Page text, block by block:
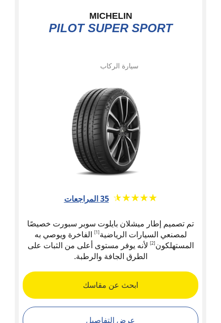
MICHELIN
PILOT SUPER SPORT
سيارة الركاب
★★★★★
☆☆☆☆☆ 35 المراجعات
تم تصميم إطار ميشلان بايلوت سوبر سبورت خصيصًا
لمصنعي السيارات الرياضية[1]
الفاخرة ويوصي به
المستهلكون[2]
لأنه يوفر مستوى أعلى من الثبات على
الطرق الجافة والرطبة.
ابحث عن مقاسك
عرض التفاصيل